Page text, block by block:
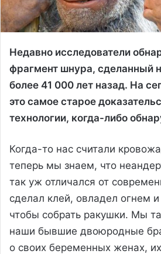
Недавно исследователи
фрагмент шнура, сделанный
более 41 000 лет назад. На
это самое старое
технологии, когда-либо
Когда-то нас считали
теперь мы знаем, что
так уж отличался от
сделал клей, овладел огнем
чтобы собрать ракушки. Мы
наши бывшие двоюродные
о своих беременных женах,